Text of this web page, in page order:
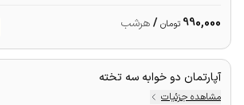
990,000 تومان /هرشب
آپارتمان دو خوابه سه تخته
مشاهده جزئیات